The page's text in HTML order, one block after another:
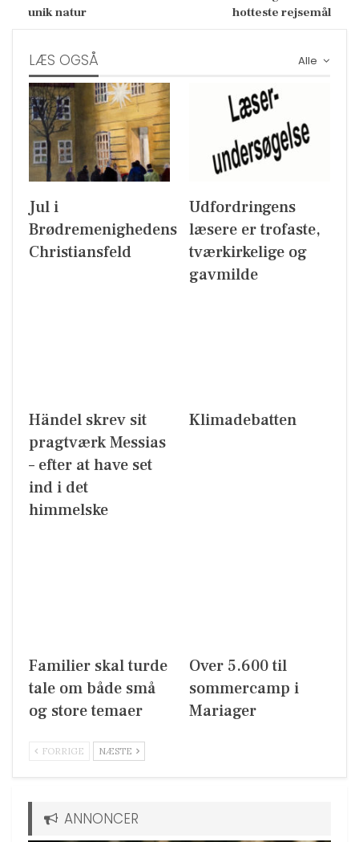
unik natur
hotteste rejsemål
Alle
LÆS OGSÅ
Jul i
Brødremenighedens
Christiansfeld
Udfordringens
læsere er trofaste,
tværkirkelige og
gavmilde
Händel skrev sit
pragtværk Messias
– efter at have set
ind i det
himmelske
Klimadebatten
Familier skal turde
tale om både små
og store temaer
Over 5.600 til
sommercamp i
Mariager
FORRIGE NÆSTE
ANNONCER